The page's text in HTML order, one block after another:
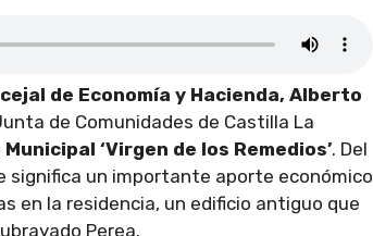
de Economía y Hacienda, Alberto
de Comunidades de Castilla La
‘Virgen de los Remedios’. Del
significa un importante aporte económico
en la residencia, un edificio antiguo que
Perea.